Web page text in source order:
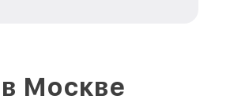
Москве